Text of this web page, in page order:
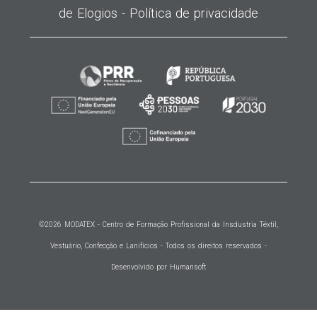
de Elogios - Política de privacidade
©2026 MODATEX - Centro de Formação Profissional da Insdustria Téxtil,
Vestuário, Confecção e Lanifícios - Todos os direitos reservados -
Desenvolvido por Humansoft